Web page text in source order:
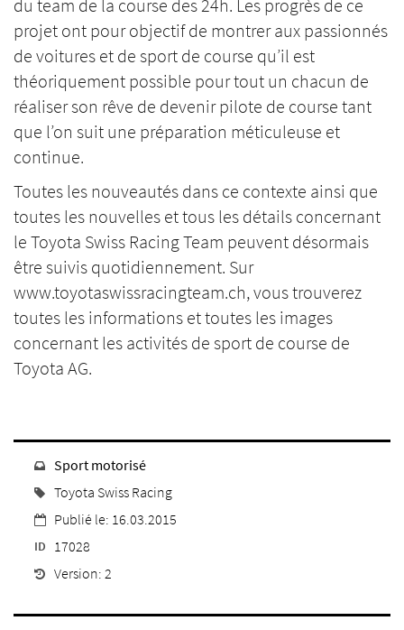
du team de la course des 24h. Les progrès de ce
projet ont pour objectif de montrer aux passionnés
de voitures et de sport de course qu’il est
théoriquement possible pour tout un chacun de
réaliser son rêve de devenir pilote de course tant
que l’on suit une préparation méticuleuse et
continue.
Toutes les nouveautés dans ce contexte ainsi que
toutes les nouvelles et tous les détails concernant
le Toyota Swiss Racing Team peuvent désormais
être suivis quotidiennement. Sur
www.toyotaswissracingteam.ch, vous trouverez
toutes les informations et toutes les images
concernant les activités de sport de course de
Toyota AG.
Sport motorisé
Toyota Swiss Racing
Publié le: 16.03.2015
ID
17028
Version: 2